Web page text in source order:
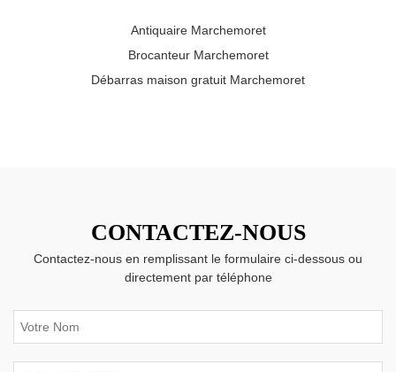
Antiquaire Marchemoret
Brocanteur Marchemoret
Débarras maison gratuit Marchemoret
CONTACTEZ-NOUS
Contactez-nous en remplissant le formulaire ci-dessous ou
directement par téléphone